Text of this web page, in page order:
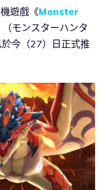
遊戲《Monster
（モンスターハンタ
今（27）日正式推